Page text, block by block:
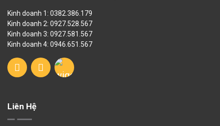
Kinh doanh 1: 0382.386.179
Kinh doanh 2: 0927.528.567
Kinh doanh 3: 0927.581.567
Kinh doanh 4: 0946.651.567
Liên Hệ